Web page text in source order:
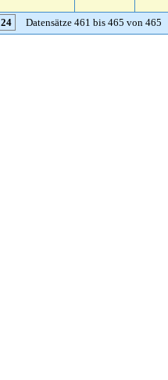
24Datensätze 461 bis 465 von 465